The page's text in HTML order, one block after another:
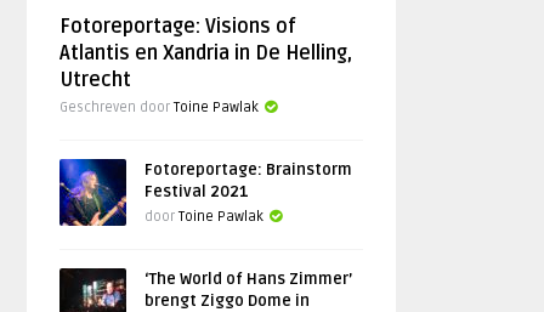
Fotoreportage: Visions of
Atlantis en Xandria in De Helling,
Utrecht
Geschreven doorToine Pawlak
Fotoreportage: Brainstorm
Festival 2021
doorToine Pawlak
‘The World of Hans Zimmer’
brengt Ziggo Dome in